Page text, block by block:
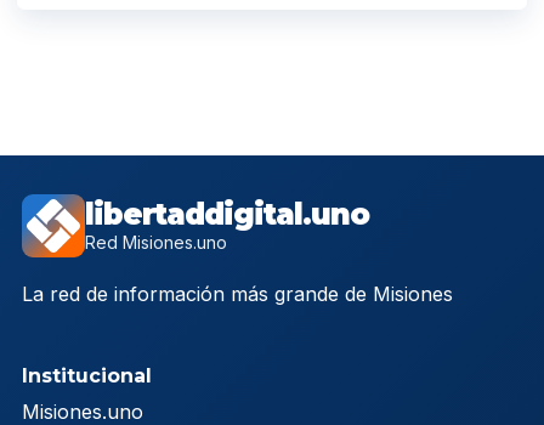
libertaddigital.uno
Red Misiones.uno
La red de información más grande de Misiones
Institucional
Misiones.uno